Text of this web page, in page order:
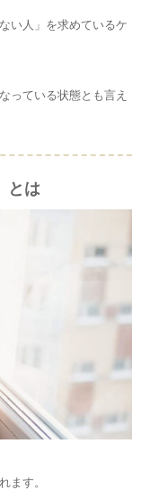
い人」を求めているケ
っている状態とも言え
とは
ます。